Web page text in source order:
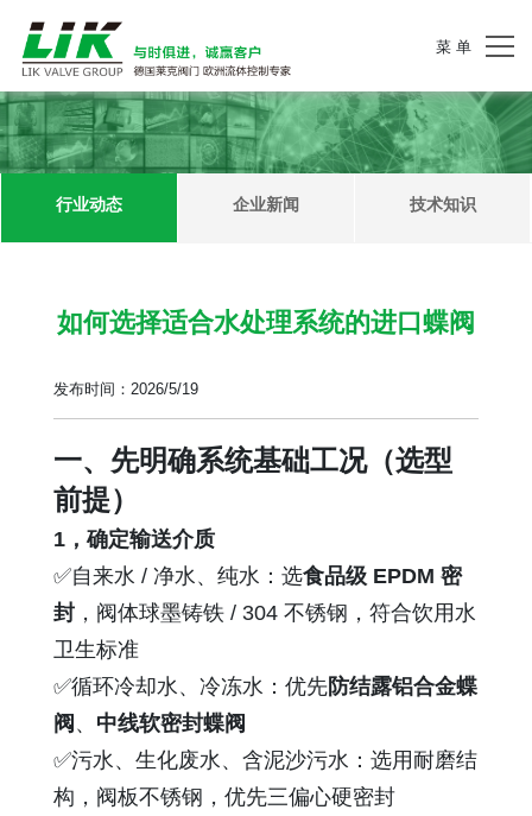
菜 单
行业动态 企业新闻 技术知识
如何选择适合水处理系统的进口蝶阀
发布时间：2026/5/19
一、先明确系统基础工况（选型
前提）
1，确定输送介质
✅自来水 / 净水、纯水：选食品级 EPDM 密
封 ，阀体球墨铸铁 / 304 不锈钢，符合饮用水
卫生标准
✅循环冷却水、冷冻水：优先防结露铝合金蝶
阀 、 中线软密封蝶阀
✅污水、生化废水、含泥沙污水：选用耐磨结
构，阀板不锈钢，优先三偏心硬密封